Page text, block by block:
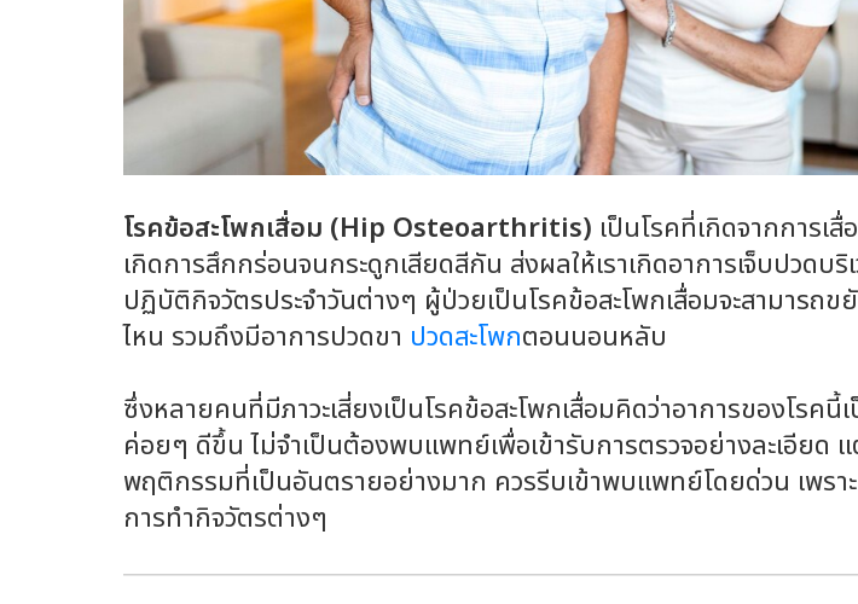
โรคข้อสะโพกเสื่อม (Hip Osteoarthritis) เป็นโรคที่เกิดจากการเ
เกิดการสึกกร่อนจนกระดูกเสียดสีกัน ส่งผลให้เราเกิดอาการเจ็บปวดบ
ปฏิบัติกิจวัตรประจำวันต่างๆ ผู้ป่วยเป็นโรคข้อสะโพกเสื่อมจะสามารถ
ไหน รวมถึงมีอาการปวดขา ปวดสะโพกตอนนอนหลับ
ซึ่งหลายคนที่มีภาวะเสี่ยงเป็นโรคข้อสะโพกเสื่อมคิดว่าอาการของโรค
ค่อยๆ ดีขึ้น ไม่จำเป็นต้องพบแพทย์เพื่อเข้ารับการตรวจอย่างละเอียด
พฤติกรรมที่เป็นอันตรายอย่างมาก ควรรีบเข้าพบแพทย์โดยด่วน เพรา
การทำกิจวัตรต่างๆ